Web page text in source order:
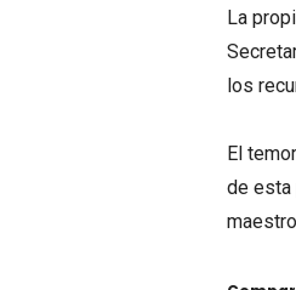
La
los
El
de esta